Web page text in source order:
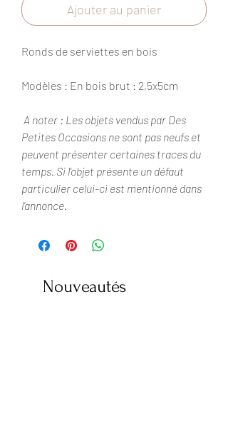
Ajouter au panier
Ronds de serviettes en bois
Modèles : En bois brut : 2,5x5cm
A noter : Les objets vendus par Des
Petites Occasions ne sont pas neufs et
peuvent présenter certaines traces du
temps. Si l'objet présente un défaut
particulier celui-ci est mentionné dans
l’annonce.
Nouveautés